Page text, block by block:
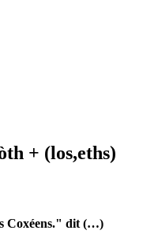
+ (los,eths)
Coxéens." dit (…)